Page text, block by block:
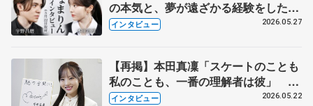
の本気と、夢が遠ざかる経験をした本
田真凜の覚悟
インタビュー 2026.05.27
【再掲】本田真凜「スケートのことも
私のことも、一番の理解者は彼」 引
退時の単独インタビューで語った競技
インタビュー 2026.05.22